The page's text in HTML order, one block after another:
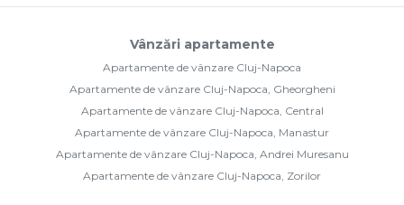
Vânzări apartamente
Apartamente de vânzare Cluj-Napoca
Apartamente de vânzare Cluj-Napoca, Gheorgheni
Apartamente de vânzare Cluj-Napoca, Central
Apartamente de vânzare Cluj-Napoca, Manastur
Apartamente de vânzare Cluj-Napoca, Andrei Muresanu
Apartamente de vânzare Cluj-Napoca, Zorilor